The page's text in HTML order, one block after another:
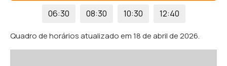
06:30 08:30 10:30 12:40
Quadro de horários atualizado em 18 de abril de 2026.